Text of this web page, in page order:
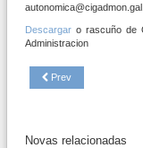
autonomica@cigadmon.gal.
Descargar o rascuño de
Administracion
Prev
Novas relacionadas